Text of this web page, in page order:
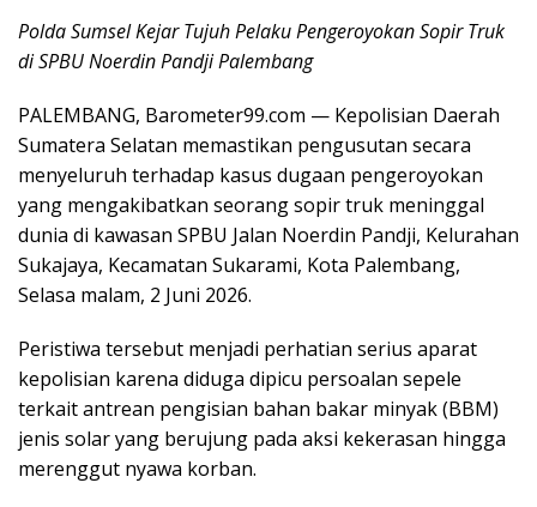
Polda Sumsel Kejar Tujuh Pelaku Pengeroyokan Sopir Truk
di SPBU Noerdin Pandji Palembang
PALEMBANG, Barometer99.com — Kepolisian Daerah
Sumatera Selatan memastikan pengusutan secara
menyeluruh terhadap kasus dugaan pengeroyokan
yang mengakibatkan seorang sopir truk meninggal
dunia di kawasan SPBU Jalan Noerdin Pandji, Kelurahan
Sukajaya, Kecamatan Sukarami, Kota Palembang,
Selasa malam, 2 Juni 2026.
Peristiwa tersebut menjadi perhatian serius aparat
kepolisian karena diduga dipicu persoalan sepele
terkait antrean pengisian bahan bakar minyak (BBM)
jenis solar yang berujung pada aksi kekerasan hingga
merenggut nyawa korban.